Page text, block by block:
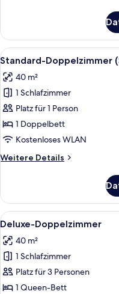
Double
Alle
Fotos
für
Standard-
Doppelzimmer
(Single
Room)
4
Standard-Doppelzimmer
40 m²
1 Schlafzimmer
Platz für 1 Person
1 Doppelbett
Kostenloses WLAN
Weitere Details
Weitere
Doppelzimmer
(Single
Room)
Alle
Fotos
für
Deluxe-
Doppelzimmer
anzeigen
3
Deluxe-Doppelzimmer
40 m²
1 Schlafzimmer
Platz für 3 Personen
1 Queen-Bett